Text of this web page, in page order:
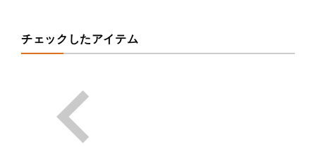
チェックしたアイテム